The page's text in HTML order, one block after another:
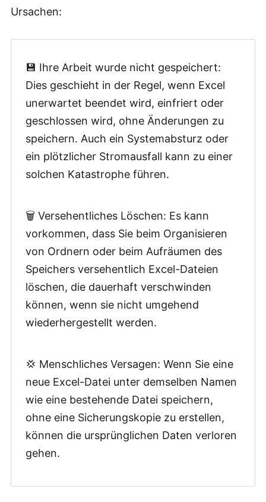
Ursachen:
💾 Ihre Arbeit wurde nicht gespeichert:
Dies geschieht in der Regel, wenn Excel
unerwartet beendet wird, einfriert oder
geschlossen wird, ohne Änderungen zu
speichern. Auch ein Systemabsturz oder
ein plötzlicher Stromausfall kann zu einer
solchen Katastrophe führen.
🗑️ Versehentliches Löschen: Es kann
vorkommen, dass Sie beim Organisieren
von Ordnern oder beim Aufräumen des
Speichers versehentlich Excel-Dateien
löschen, die dauerhaft verschwinden
können, wenn sie nicht umgehend
wiederhergestellt werden.
💢 Menschliches Versagen: Wenn Sie eine
neue Excel-Datei unter demselben Namen
wie eine bestehende Datei speichern,
ohne eine Sicherungskopie zu erstellen,
können die ursprünglichen Daten verloren
gehen.